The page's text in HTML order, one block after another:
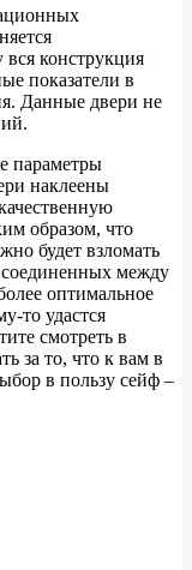
конструкция
показатели в
Данные двери не
параметры
наклеены
образом, что
будет взломать
между
оптимальное
то удастся
смотреть в
за то, что к вам в
в пользу сейф –